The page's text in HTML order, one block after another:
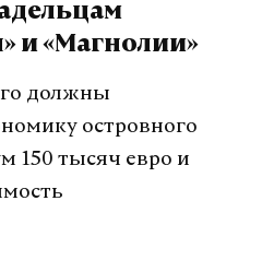
и «Магнолии»
должны
островного
150 тысяч евро и